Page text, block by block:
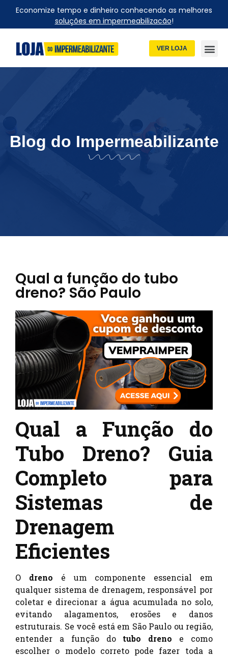
Economize tempo e dinheiro conhecendo as melhores
soluções em impermeabilizacão!
VER LOJA
Blog do Impermeabilizante
Qual a função do tubo
dreno? São Paulo
Qual a Função do
Tubo Dreno? Guia
Completo para
Sistemas de
Drenagem
Eficientes
O dreno é um componente essencial em
qualquer sistema de drenagem, responsável por
coletar e direcionar a água acumulada no solo,
evitando alagamentos, erosões e danos
estruturais. Se você está em São Paulo ou região,
entender a função do tubo dreno e como
escolher o modelo correto pode fazer toda a